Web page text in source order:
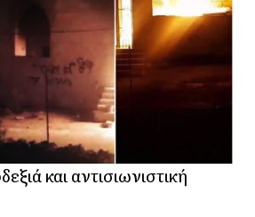
και αντισιωνιστική